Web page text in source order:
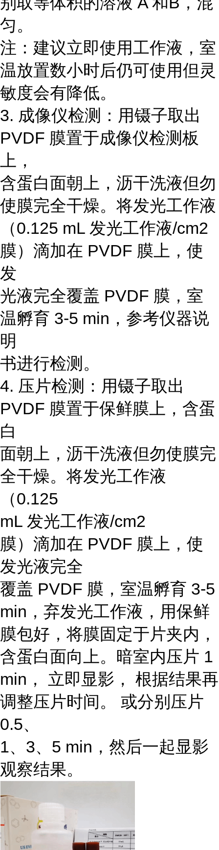
匀。
注：建议立即使用工作液，室
温放置数小时后仍可使用但灵
敏度会有降低。
3. 成像仪检测：用镊子取出
PVDF 膜置于成像仪检测板
上，
含蛋白面朝上，沥干洗液但勿
使膜完全干燥。将发光工作液
（0.125 mL 发光工作液/cm2
膜）滴加在 PVDF 膜上，使
发
光液完全覆盖 PVDF 膜，室
温孵育 3-5 min，参考仪器说
明
书进行检测。
4. 压片检测：用镊子取出
PVDF 膜置于保鲜膜上，含蛋
白
面朝上，沥干洗液但勿使膜完
全干燥。将发光工作液
（0.125
mL 发光工作液/cm2
膜）滴加在 PVDF 膜上，使
发光液完全
覆盖 PVDF 膜，室温孵育 3-5
min，弃发光工作液，用保鲜
膜包好，将膜固定于片夹内，
含蛋白面向上。暗室内压片 1
min， 立即显影， 根据结果再
调整压片时间。 或分别压片
0.5、
1、3、5 min，然后一起显影
观察结果。